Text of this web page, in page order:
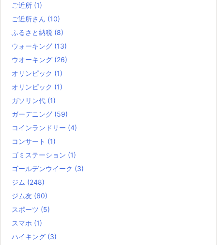
ご近所 (1)
ご近所さん (10)
ふるさと納税 (8)
ウォーキング (13)
ウオーキング (26)
オリンピック (1)
オリンピック (1)
ガソリン代 (1)
ガーデニング (59)
コインランドリー (4)
コンサート (1)
ゴミステーション (1)
ゴールデンウイーク (3)
ジム (248)
ジム友 (60)
スポーツ (5)
スマホ (1)
ハイキング (3)